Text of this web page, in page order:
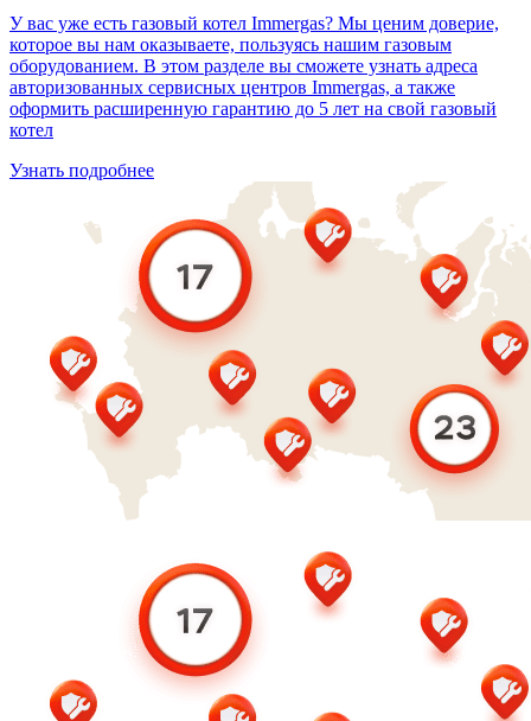
У вас уже есть газовый котел Immergas? Мы ценим доверие,
которое вы нам оказываете, пользуясь нашим газовым
оборудованием. В этом разделе вы сможете узнать адреса
авторизованных сервисных центров Immergas, а также
оформить расширенную гарантию до 5 лет на свой газовый
котел
Узнать подробнее